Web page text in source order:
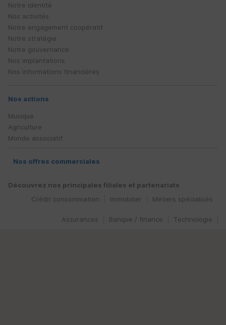
Notre identité
Nos activités
Notre engagement coopératif
Notre stratégie
Notre gouvernance
Nos implantations
Nos informations financières
Nos actions
Musique
Agriculture
Monde associatif
Nos offres commerciales
Découvrez nos principales filiales et partenariats
Métiers spécialisés
Immobilier
Crédit consommation
Technologie
Banque / finance
Assurances